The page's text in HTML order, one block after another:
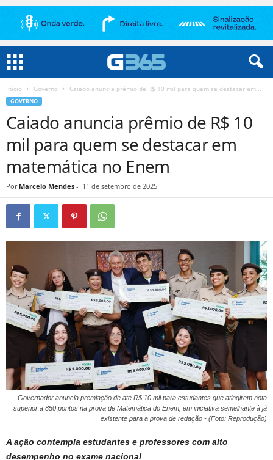
Início Governo Caiado anuncia prêmio de R$ 10 mil para quem se destacar em...
GOVERNO
Caiado anuncia prêmio de R$ 10
mil para quem se destacar em
matemática no Enem
Por Marcelo Mendes - 11 de setembro de 2025
Governador anuncia premiação de até R$ 10 mil para estudantes que atingirem nota
superior a 850 pontos na prova de Matemática do Enem, em iniciativa semelhante à já
existente para a prova de redação - (Foto: Reprodução)
A ação contempla estudantes e professores com alto
desempenho no exame nacional